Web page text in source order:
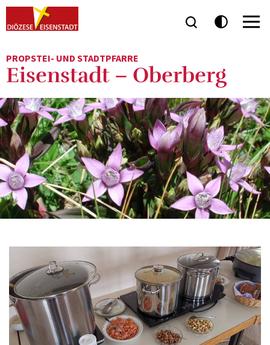
PROPSTEI- UND STADTPFARRE
Eisenstadt – Oberberg